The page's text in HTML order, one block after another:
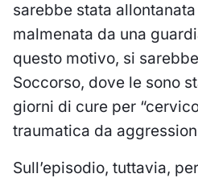
sarebbe stata
malmenata da una
questo motivo, si
Soccorso, dove le sono
giorni di cure per
traumatica da
Sull’episodio, tuttavia,